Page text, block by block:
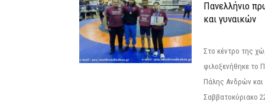
Πανελλήνιο
και γυναικών
Στο κέντρο της
φιλοξενήθηκε το
Πάλης Ανδρών και
Σαββατοκύριακο